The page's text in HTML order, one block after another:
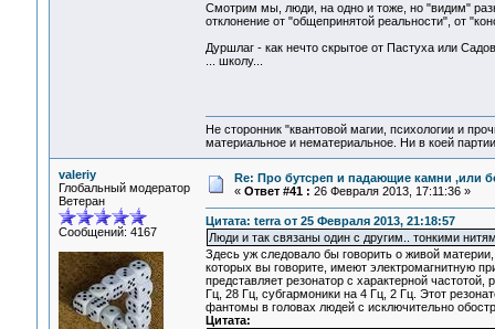
Смотрим мы, люди, на одно и тоже, но "видим"
отклонение от "общепринятой реальности", от
Дуршлаг - как нечто скрытое от Пастуха или
... школу...
Не сторонник "квантовой магии, психологии и
материальное и нематериальное. Ни в коей
valeriy
Глобальный модератор
Ветеран
Сообщений: 4167
Re: Про бутсреп и падающие камни ,или
« Ответ #41 : 26 Февраля 2013, 17:11:36 »
Цитата: terra от 25 Февраля 2013, 21:18:57
Люди и так связаны один с другим.. тонкими
Здесь уж следовало бы говорить о живой
которых вы говорите, имеют электромагнитную
представляет резонатор с характерной частотой,
Гц, 28 Гц, субгармоники на 4 Гц, 2 Гц. Этот
фантомы в головах людей с исключительно
Цитата: